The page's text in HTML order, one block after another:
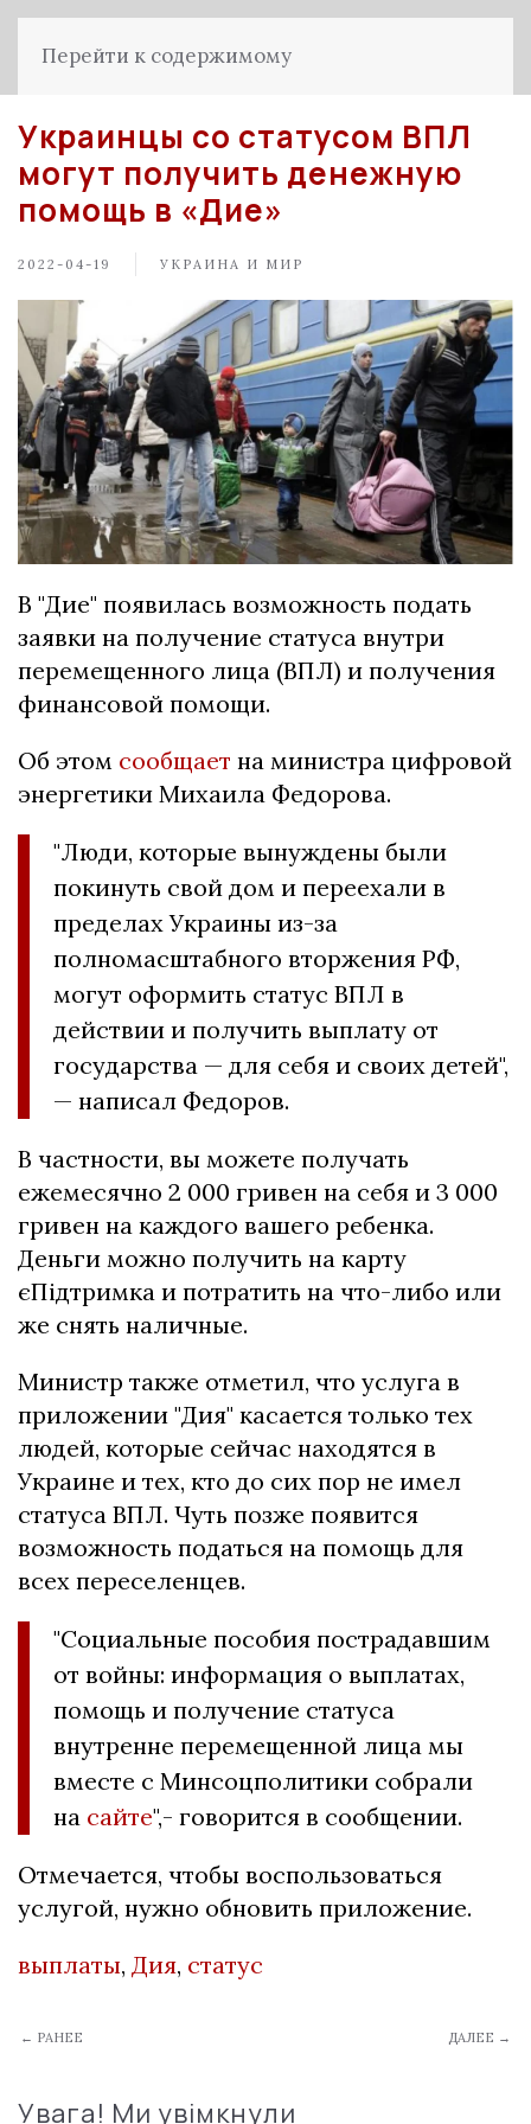
Перейти к содержимому
Украинцы со статусом ВПЛ
могут получить денежную
помощь в «Дие»
2022-04-19 УКРАИНА И МИР
В "Дие" появилась возможность подать
заявки на получение статуса внутри
перемещенного лица (ВПЛ) и получения
финансовой помощи.
Об этом сообщает на министра цифровой
энергетики Михаила Федорова.
"Люди, которые вынуждены были
покинуть свой дом и переехали в
пределах Украины из-за
полномасштабного вторжения РФ,
могут оформить статус ВПЛ в
действии и получить выплату от
государства — для себя и своих детей",
— написал Федоров.
В частности, вы можете получать
ежемесячно 2 000 гривен на себя и 3 000
гривен на каждого вашего ребенка.
Деньги можно получить на карту
єПідтримка и потратить на что-либо или
же снять наличные.
Министр также отметил, что услуга в
приложении "Дия" касается только тех
людей, которые сейчас находятся в
Украине и тех, кто до сих пор не имел
статуса ВПЛ. Чуть позже появится
возможность податься на помощь для
всех переселенцев.
"Социальные пособия пострадавшим
от войны: информация о выплатах,
помощь и получение статуса
внутренне перемещенной лица мы
вместе с Минсоцполитики собрали
на сайте",- говорится в сообщении.
Отмечается, чтобы воспользоваться
услугой, нужно обновить приложение.
выплаты, Дия, статус
← РАНЕЕ ДАЛЕЕ →
Увага! Ми увімкнули